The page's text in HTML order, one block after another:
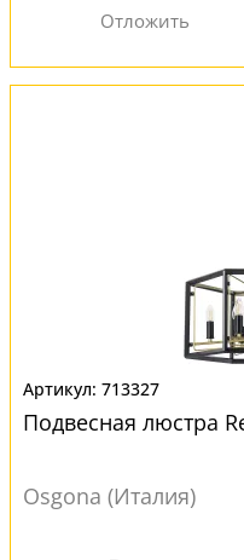
713327
Подвесная люстра
Osgona (Италия)